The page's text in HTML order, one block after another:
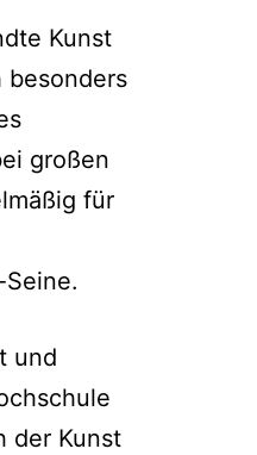
Kunst
besonders
großen
für
und
der Kunst